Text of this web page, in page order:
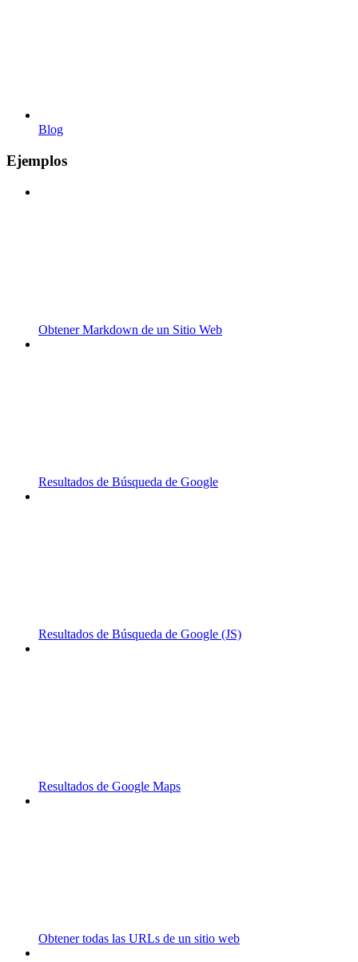
Blog
Ejemplos
Obtener Markdown de un Sitio Web
Resultados de Búsqueda de Google
Resultados de Búsqueda de Google (JS)
Resultados de Google Maps
Obtener todas las URLs de un sitio web